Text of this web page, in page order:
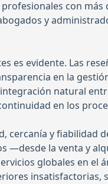
con
y
es evidente. Las
en la
natural
en los
cercanía y fiabilidad
—desde la venta y
globales en el
insatisfactorias,